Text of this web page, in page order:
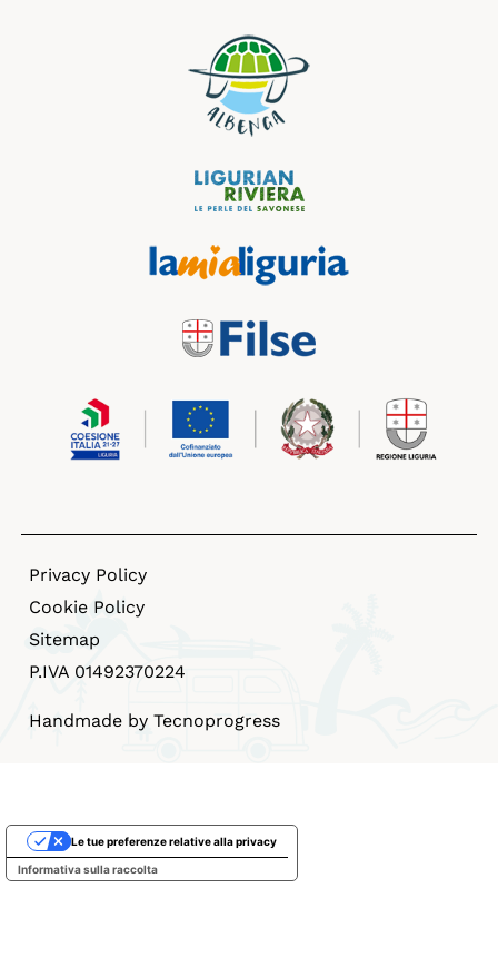
Privacy Policy
Cookie Policy
Sitemap
P.IVA 01492370224
Handmade by Tecnoprogress
Informativa sulla raccolta
Le tue preferenze relative alla privacy